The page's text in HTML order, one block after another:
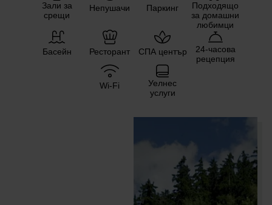
Зали за
срещи
Непушачи Паркинг
Подходящо
за домашни
любимци
Басейн Ресторант СПА център
24-часова
рецепция
Wi-Fi
Уелнес
услуги